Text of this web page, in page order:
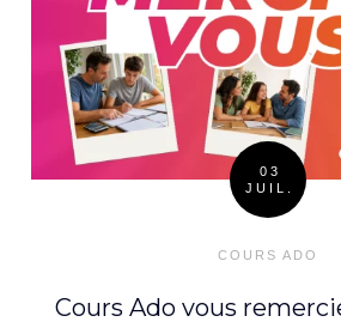
03
JUIL.
COURS ADO
Cours Ado vous